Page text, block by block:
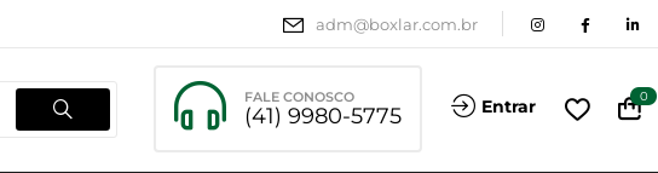
adm@boxlar.com.br
FALE CONOSCO
(41) 9980-5775 Entrar 0